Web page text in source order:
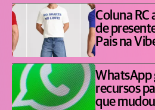
Coluna RC
de
Pais na
WhatsApp
recursos
que mudou